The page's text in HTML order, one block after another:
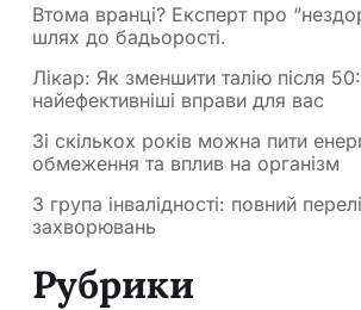
Втома вранці? Експерт про
шлях до бадьорості.
Лікар: Як зменшити талію після 50:
найефективніші вправи для вас
Зі скількох років можна пити
обмеження та вплив на організм
3 група інвалідності: повний
захворювань
Рубрики